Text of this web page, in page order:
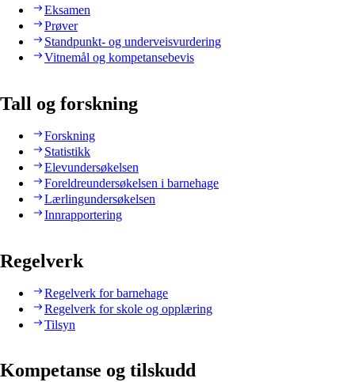
Eksamen
Prøver
Standpunkt- og underveisvurdering
Vitnemål og kompetansebevis
Tall og forskning
Forskning
Statistikk
Elevundersøkelsen
Foreldreundersøkelsen i barnehage
Lærlingundersøkelsen
Innrapportering
Regelverk
Regelverk for barnehage
Regelverk for skole og opplæring
Tilsyn
Kompetanse og tilskudd